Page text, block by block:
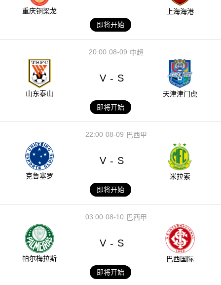
重庆铜梁龙
上海海港
即将开始
08-09
20:00 中超
山东泰山
V - S
天津津门虎
即将开始
08-09
22:00 巴西甲
克鲁塞罗
V - S
米拉索
即将开始
08-10
03:00 巴西甲
帕尔梅拉斯
V - S
巴西国际
即将开始